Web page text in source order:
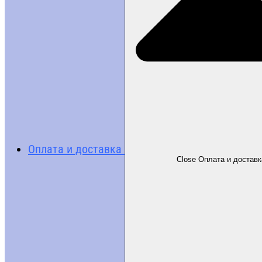
Оплата и доставка
Close Оплата и